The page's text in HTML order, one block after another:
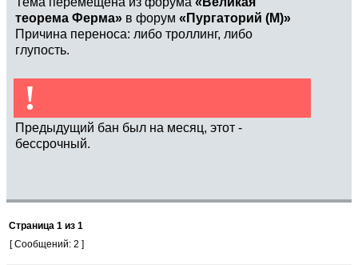
теорема Ферма» в форум «Пургаторий (М)»
Причина переноса: либо троллинг, либо
глупость.
!
Предыдущий бан был на месяц, этот -
бессрочный.
Страница 1 из 1
[ Сообщений: 2 ]